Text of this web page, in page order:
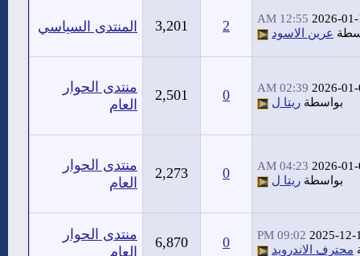
2026-
12:55 AM
عرين الاسود 2
3,201 المنتدى السياسي
2026-
02:39 AM
بواسطة ريتا ل 0
2,501
منتدى الحوار
العام
2026-
04:23 AM
بواسطة ريتا ل 0
2,273
منتدى الحوار
العام
2025-12-
09:02 PM
محترف الاندرويد 0
6,870
منتدى الحوار
العام